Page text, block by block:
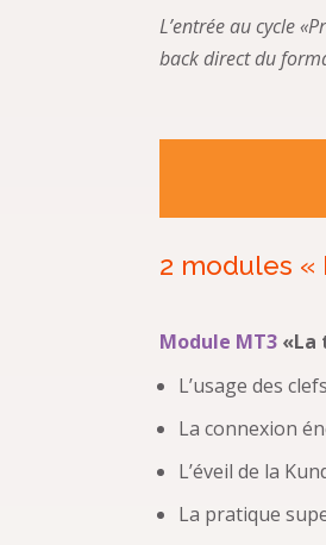
L’entrée au cycle
back direct du
2 modules «
Module MT3 «La
L’usage des
La connexion
L’éveil de la
La pratique